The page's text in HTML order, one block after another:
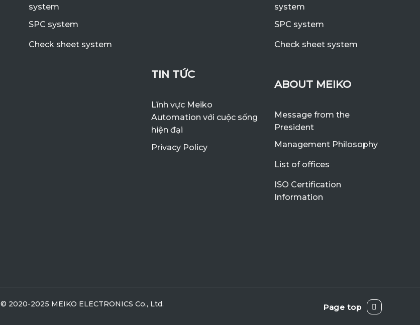
system
SPC system
Check sheet system
TIN TỨC
Lĩnh vực Meiko
Automation với cuộc sống
hiện đại
Privacy Policy
system
SPC system
Check sheet system
ABOUT MEIKO
Message from the
President
Management Philosophy
List of offices
ISO Certification
Information
© 2020-2025 MEIKO ELECTRONICS Co., Ltd. Page top